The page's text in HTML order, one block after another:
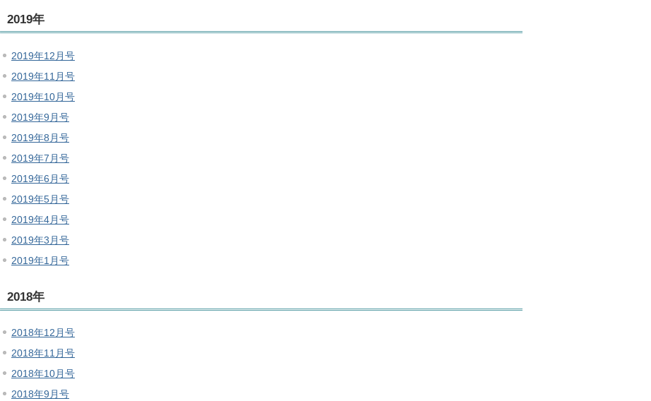
2019年
2019年12月号
2019年11月号
2019年10月号
2019年9月号
2019年8月号
2019年7月号
2019年6月号
2019年5月号
2019年4月号
2019年3月号
2019年1月号
2018年
2018年12月号
2018年11月号
2018年10月号
2018年9月号